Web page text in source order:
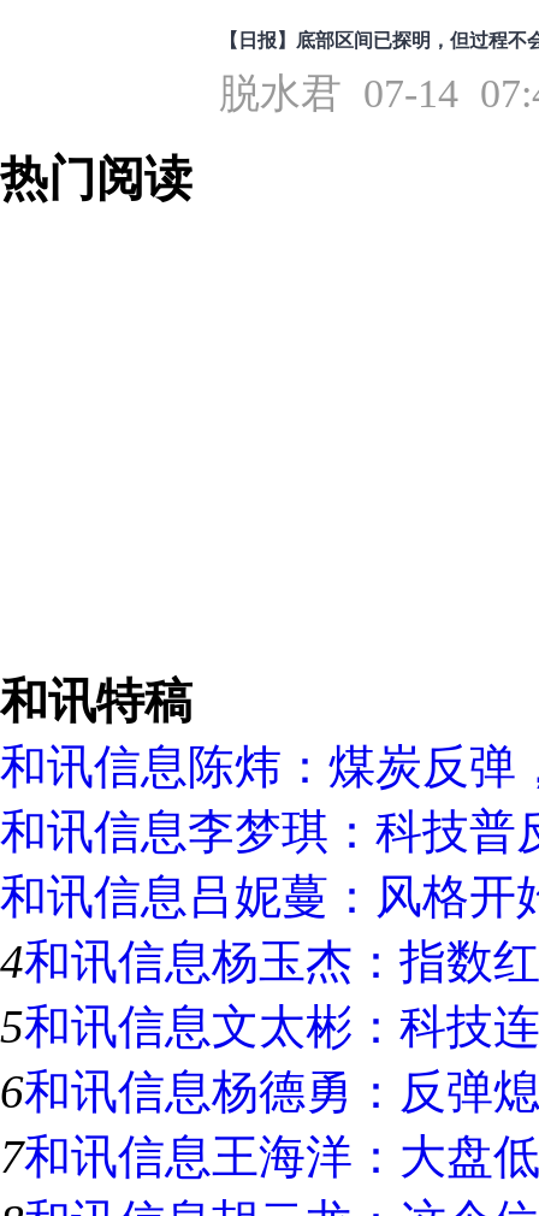
【日报】底部区间已探明，但过程不
脱水君 07-14
热门阅读
和讯特稿
和讯信息陈炜：煤炭反弹
和讯信息李梦琪：科技普
和讯信息吕妮蔓：风格开
4和讯信息杨玉杰：指数
5和讯信息文太彬：科技
6和讯信息杨德勇：反弹
7和讯信息王海洋：大盘